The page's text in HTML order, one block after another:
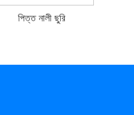
পিত্ত নালী ছুরি